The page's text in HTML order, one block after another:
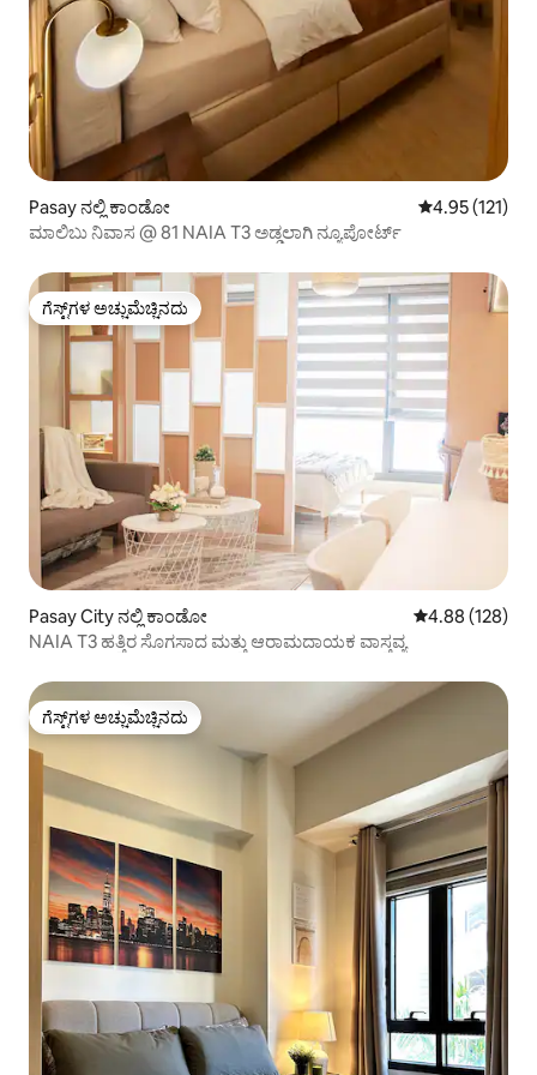
Pasay ನಲ್ಲಿ ಕಾಂಡೋ 5 ರಲ್ಲಿ 4.95
4.95 (121)
ಮಾಲಿಬು ನಿವಾಸ @ 81 NAIA T3 ಅಡ್ಡಲಾಗಿ ನ್ಯೂಪೋರ್ಟ್
ಗೆಸ್ಟ್‌ಗಳ ಅಚ್ಚುಮೆಚ್ಚಿನದು
ಗೆಸ್ಟ್‌ಗಳ ಅಚ್ಚುಮೆಚ್ಚಿನದು
Pasay City ನಲ್ಲಿ ಕಾಂಡೋ 5 ರಲ್ಲಿ 4.88
4.88 (128)
NAIA T3 ಹತ್ತಿರ ಸೊಗಸಾದ ಮತ್ತು ಆರಾಮದಾಯಕ ವಾಸ್ತವ್ಯ
ಗೆಸ್ಟ್‌ಗಳ ಅಚ್ಚುಮೆಚ್ಚಿನದು
ಗೆಸ್ಟ್‌ಗಳ ಅಚ್ಚುಮೆಚ್ಚಿನದು